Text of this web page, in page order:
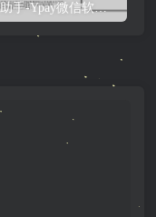
收款语音小助手-Ypay微信软件版专用，长期稳定需配合挂机宝/云电脑